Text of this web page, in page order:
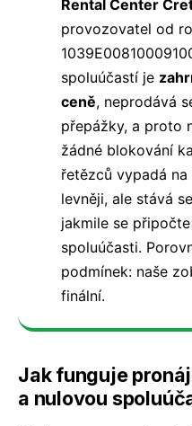
Rental Center
provozovatel od
spoluúčastí je
ceně, neprodává
přepážky, a proto
žádné blokování
řetězců vypadá
levněji, ale stává
jakmile se
spoluúčasti.
podmínek: naše
finální.
Jak funguje
a nulovou